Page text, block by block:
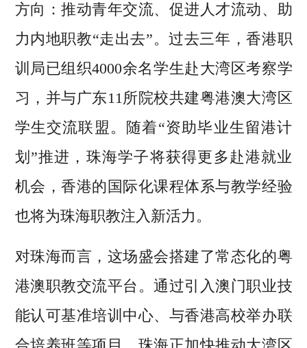
方向：推动青年交流、促进人才流动、助
力内地职教“走出去”。过去三年，香港职
训局已组织4000余名学生赴大湾区考察学
习，并与广东11所院校共建粤港澳大湾区
学生交流联盟。随着“资助毕业生留港计
划”推进，珠海学子将获得更多赴港就业
机会，香港的国际化课程体系与教学经验
也将为珠海职教注入新活力。
对珠海而言，这场盛会搭建了常态化的粤
港澳职教交流平台。通过引入澳门职业技
能认可基准培训中心、与香港高校举办联